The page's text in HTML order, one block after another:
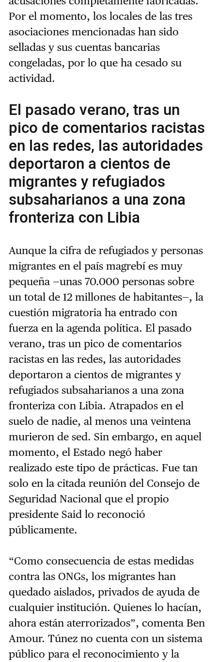
Por el momento, los locales de las tres
asociaciones mencionadas han sido
selladas y sus cuentas bancarias
congeladas, por lo que ha cesado su
actividad.
El pasado verano, tras un
pico de comentarios racistas
en las redes, las autoridades
deportaron a cientos de
migrantes y refugiados
subsaharianos a una zona
fronteriza con Libia
Aunque la cifra de refugiados y personas
migrantes en el país magrebí es muy
pequeña —unas 70.000 personas sobre
un total de 12 millones de habitantes—, la
cuestión migratoria ha entrado con
fuerza en la agenda política. El pasado
verano, tras un pico de comentarios
racistas en las redes, las autoridades
deportaron a cientos de migrantes y
refugiados subsaharianos a una zona
fronteriza con Libia. Atrapados en el
suelo de nadie, al menos una veintena
murieron de sed. Sin embargo, en aquel
momento, el Estado negó haber
realizado este tipo de prácticas. Fue tan
solo en la citada reunión del Consejo de
Seguridad Nacional que el propio
presidente Said lo reconoció
públicamente.
“Como consecuencia de estas medidas
contra las ONGs, los migrantes han
quedado aislados, privados de ayuda de
cualquier institución. Quienes lo hacían,
ahora están aterrorizados”, comenta Ben
Amour. Túnez no cuenta con un sistema
público para el reconocimiento y la